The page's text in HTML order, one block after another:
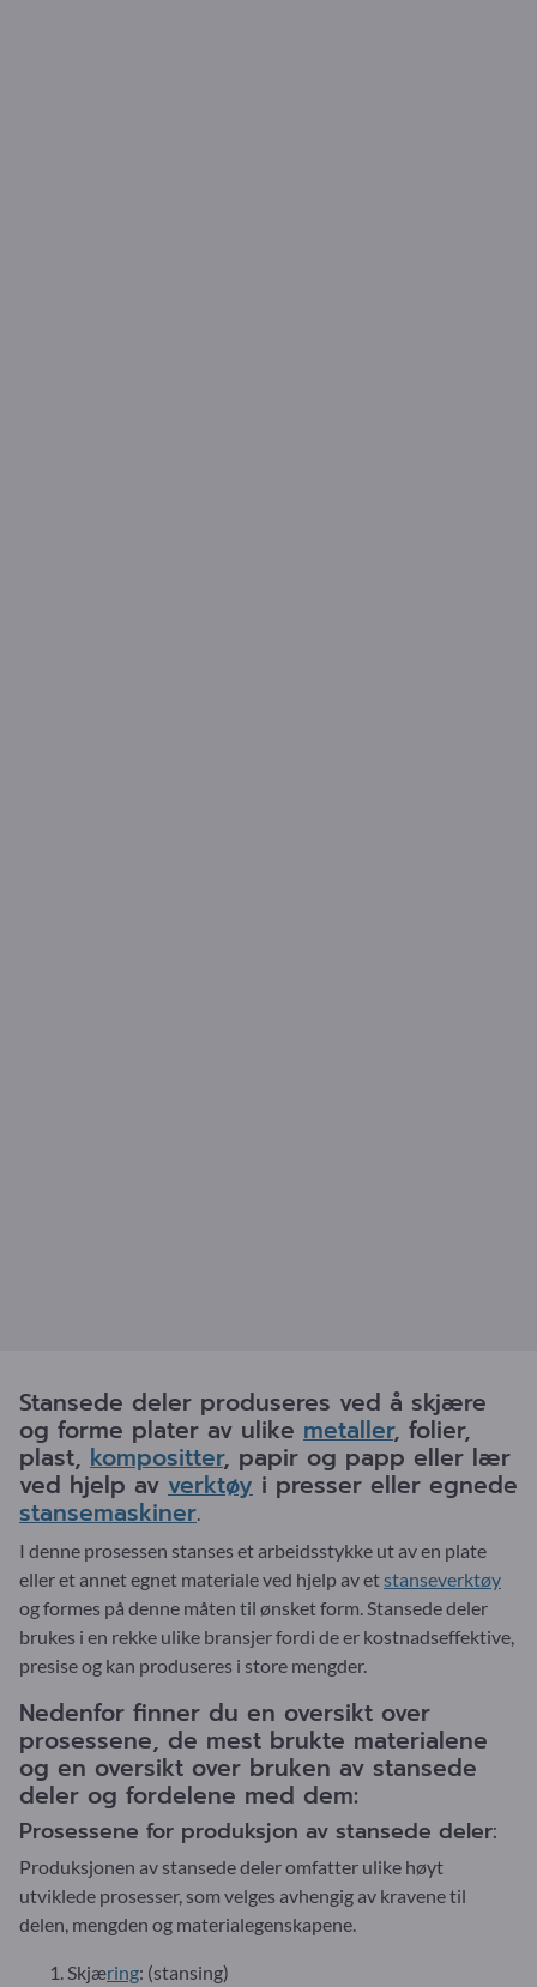
Stansede deler produseres ved å skjære
og forme plater av ulike metaller, folier,
plast, kompositter, papir og papp eller lær
ved hjelp av verktøy i presser eller egnede
stansemaskiner.
I denne prosessen stanses et arbeidsstykke ut av en plate
eller et annet egnet materiale ved hjelp av etstanseverktøy
og formes på denne måten til ønsket form. Stansede deler
brukes i en rekke ulike bransjer fordi de er kostnadseffektive,
presise og kan produseres i store mengder.
Nedenfor finner du en oversikt over
prosessene, de mest brukte materialene
og en oversikt over bruken av stansede
deler og fordelene med dem:
Prosessene for produksjon av stansede deler:
Produksjonen av stansede deler omfatter ulike høyt
utviklede prosesser, som velges avhengig av kravene til
delen, mengden og materialegenskapene.
Skjæring: (stansing)